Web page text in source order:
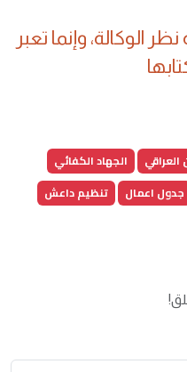
الوكالة، وإنما تعبر
العراقي
الجهاد الكفائي
جدول اعمال تنظيم داعش